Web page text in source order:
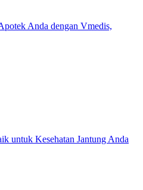
Anda dengan Vmedis,
untuk Kesehatan Jantung Anda